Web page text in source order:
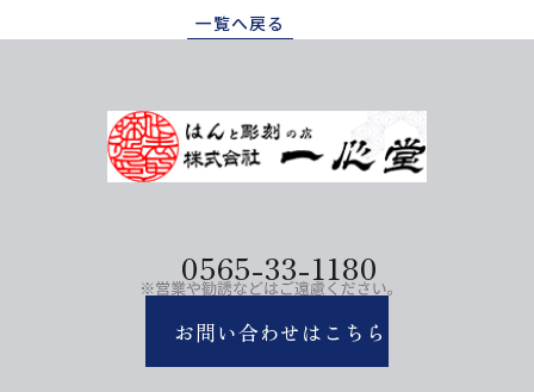
一覧へ戻る
0565-33-1180
お問い合わせはこちら